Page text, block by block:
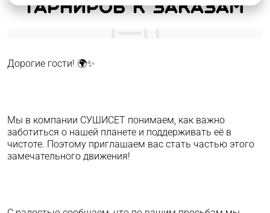
гарниров к заказам
Дорогие гости! 🌍✨
Мы в компании СУШИСЕТ понимаем, как важно
заботиться о нашей планете и поддерживать её в
чистоте. Поэтому приглашаем вас стать частью этого
замечательного движения!